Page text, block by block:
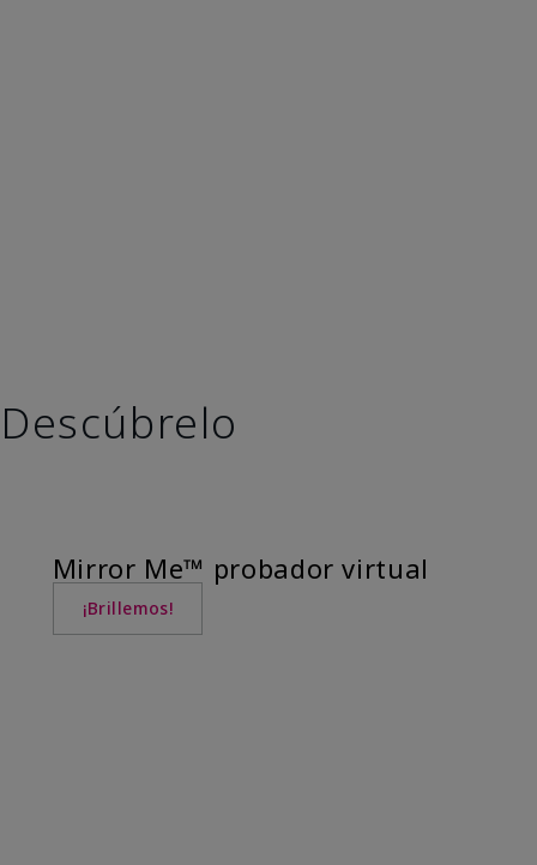
Descúbrelo
Mirror Me™ probador virtual
¡Brillemos!